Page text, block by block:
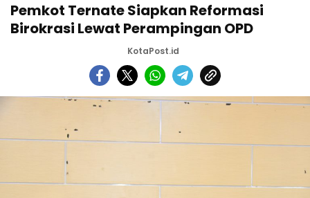
Pemkot Ternate Siapkan Reformasi
Birokrasi Lewat Perampingan OPD
KotaPost.id